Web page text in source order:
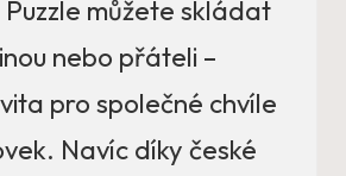
můžete skládat
nebo přáteli –
pro společné chvíle
Navíc díky české